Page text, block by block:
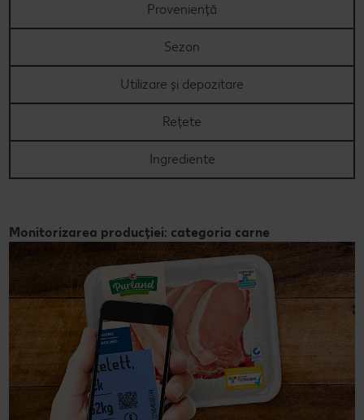
Proveniență
Sezon
Utilizare și depozitare
Rețete
Ingrediente
Monitorizarea producției: categoria carne